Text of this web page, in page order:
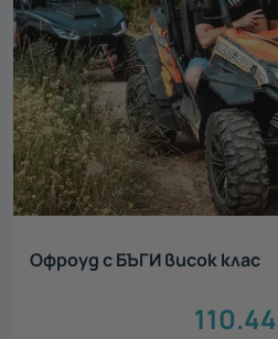
Офроуд с БЪГИ висок клас
110.44